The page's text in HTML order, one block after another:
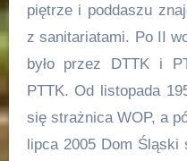
piętrze i poddaszu
z sanitariatami. Po II
było przez DTTK i
PTTK. Od listopada
się strażnica WOP, a
lipca 2005 Dom Śląski